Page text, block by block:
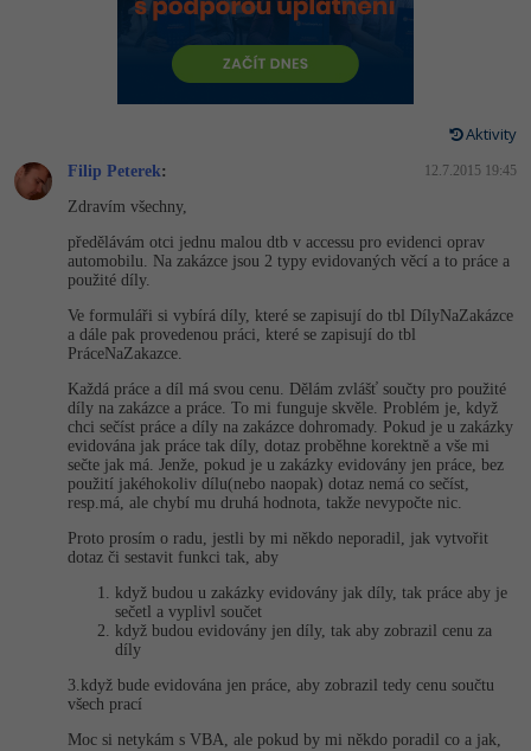
HTML5, CSS3, Bootstrap, SEO
SQL a databáze
UML a návrhové vzory
React
Spring
ASP.NET MVC
Django
Best practices
JavaScript
Python
HTML / CSS
UML a návrhové vzory
MySQL/MariaDB
MS-SQL
SQLite
Vývojář mobilních aplikací
Specialista na AI a bigdata
Webdesigner
Tester
Systémový administrátor
Grafik / UX/UI návrhář
3D grafik
Projektový manažer
Databázový analytik
WordPress specialista
SEO specialista
Python -80%
JavaScript -80%
-80%
Swift -80%
C -80%
VB.NET
SQL
-80%
-41%
Umělá inteligence (AI) -10%
Pro děti
Více
Digitální gramotnost
Marketing -30%
-30%
UX
Business
Kryptoměny -25%
Copywriting -30%
MS Office -80%
Google Dokumenty
Time management
Windows
Linux
-80%
Adobe Illustrator -80%
Adobe XD
Adobe InDesign -25%
Adobe After Effects
Blender
Inkscape
Fotografování -80%
Video
Ostatní
Fórum
Aktivity
Filip Peterek: 12.7.2015 19:45
Zdravím všechny,
předělávám otci jednu malou dtb v accessu pro evidenci oprav
automobilu. Na zakázce jsou 2 typy evidovaných věcí a to práce a
použité díly.
Ve formuláři si vybírá díly, které se zapisují do tbl DílyNaZakázce
a dále pak provedenou práci, které se zapisují do tbl
PráceNaZakazce.
Každá práce a díl má svou cenu. Dělám zvlášť součty pro použité
díly na zakázce a práce. To mi funguje skvěle. Problém je, když
chci sečíst práce a díly na zakázce dohromady. Pokud je u zakázky
evidována jak práce tak díly, dotaz proběhne korektně a vše mi
sečte jak má. Jenže, pokud je u zakázky evidovány jen práce, bez
použití jakéhokoliv dílu(nebo naopak) dotaz nemá co sečíst,
resp.má, ale chybí mu druhá hodnota, takže nevypočte nic.
Proto prosím o radu, jestli by mi někdo neporadil, jak vytvořit
dotaz či sestavit funkci tak, aby
když budou u zakázky evidovány jak díly, tak práce aby je
sečetl a vyplivl součet
když budou evidovány jen díly, tak aby zobrazil cenu za
díly
3.když bude evidována jen práce, aby zobrazil tedy cenu součtu
všech prací
Moc si netykám s VBA, ale pokud by mi někdo poradil co a jak,